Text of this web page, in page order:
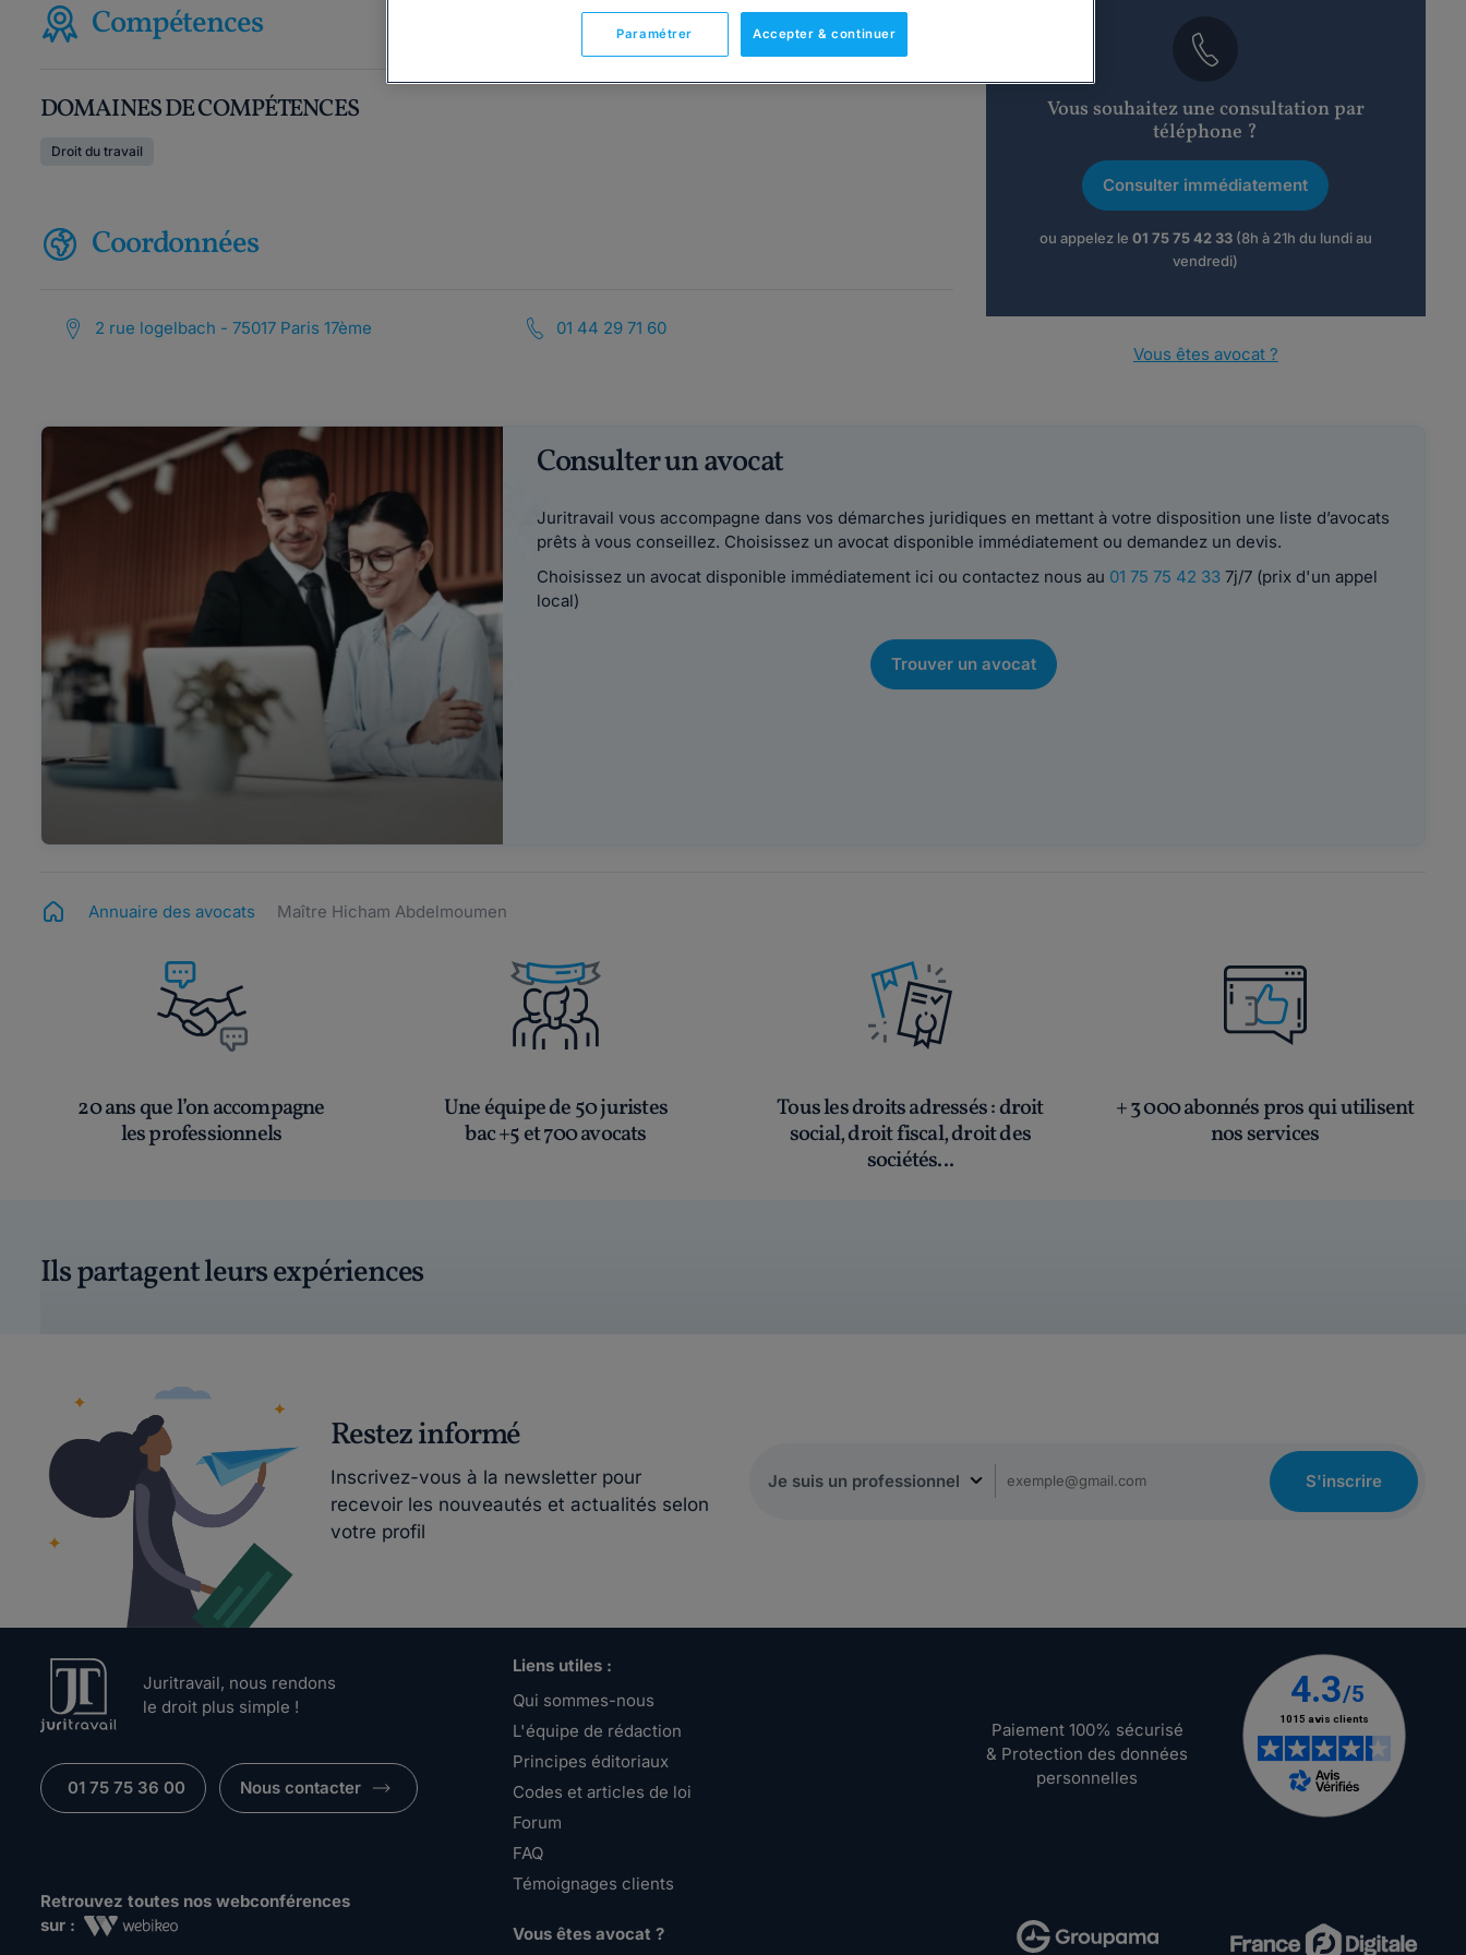
Compétences
DOMAINES DE COMPÉTENCES
Droit du travail
Coordonnées
2 rue logelbach - 75017 Paris 17ème 01 44 29 71 60
Vous souhaitez une consultation par
téléphone ?
Consulter immédiatement
ou appelez le 01 75 75 42 33(8h à 21h du lundi au
vendredi)
Vous êtes avocat ?
Consulter un avocat
Juritravail vous accompagne dans vos démarches juridiques en mettant à votre disposition une liste d’avocats
prêts à vous conseillez. Choisissez un avocat disponible immédiatement ou demandez un devis.
Choisissez un avocat disponible immédiatement ici ou contactez nous au 01 75 75 42 337j/7 (prix d'un appel
local)
Trouver un avocat
Annuaire des avocats Maître Hicham Abdelmoumen
20 ans que l’on accompagne
les professionnels
Une équipe de 50 juristes
bac +5 et 700 avocats
Tous les droits adressés: droit
social, droit fiscal, droit des
sociétés...
+ 3 000 abonnés pros qui utilisent
nos services
Ils partagent leurs expériences
Restez informé
Inscrivez-vous à la newsletter pour
recevoir les nouveautés et actualités selon
votre profil
S'inscrire
Juritravail, nous rendons
le droit plus simple !
01 75 75 36 00 Nous contacter
Retrouvez toutes nos webconférences
sur :
Liens utiles :
Qui sommes-nous
L'équipe de rédaction
Principes éditoriaux
Codes et articles de loi
Forum
FAQ
Témoignages clients
Vous êtes avocat ?
Paiement 100% sécurisé
& Protection des données
personnelles
Accepter & continuer
Paramétrer